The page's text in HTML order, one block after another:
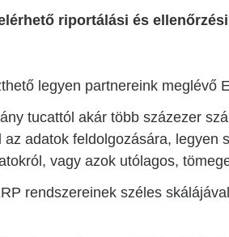
riportálási és
legyen partnereink meglévő
tucattól akár több százezer
adatok feldolgozására, legyen
vagy azok utólagos,
rendszereinek széles